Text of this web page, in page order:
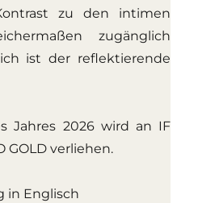
zu den intimen
zugänglich
ist der reflektierende
Jahres 2026 wird an IF
GOLD verliehen.
in Englisch